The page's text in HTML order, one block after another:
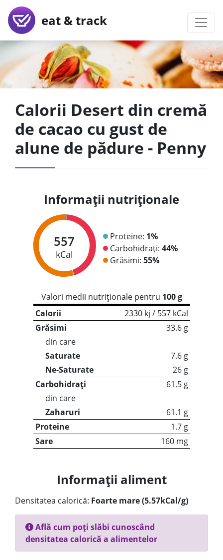
eat & track
Calorii Desert din cremă
de cacao cu gust de
alune de pădure - Penny
Informații nutriționale
557
kCal
Proteine: 1%
Carbohidrați: 44%
Grăsimi: 55%
Valori medii nutriționale pentru 100 g
Calorii
2330 kj / 557 kCal
Grăsimi
33.6 g
din care
Saturate
7.6 g
Ne-Saturate
26 g
Carbohidrați
61.5 g
din care
Zaharuri
61.1 g
Proteine
1.7 g
Sare
160 mg
Informații aliment
Densitatea calorică: Foarte mare (5.57kCal/g)
Află cum poți slăbi cunoscând
densitatea calorică a alimentelor